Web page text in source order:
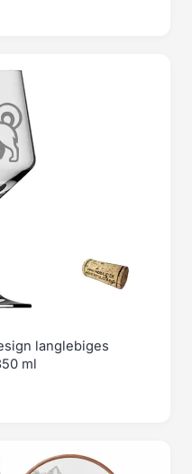
langlebiges
ml